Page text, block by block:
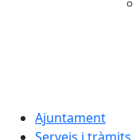
Ajuntament